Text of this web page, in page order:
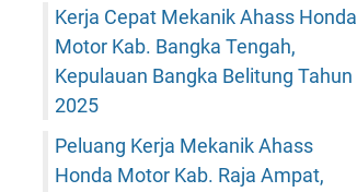
Kerja Cepat Mekanik Ahass Honda
Motor Kab. Bangka Tengah,
Kepulauan Bangka Belitung Tahun
2025
Peluang Kerja Mekanik Ahass
Honda Motor Kab. Raja Ampat,